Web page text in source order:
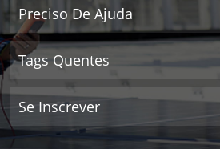
Preciso De Ajuda
Tags Quentes
Se Inscrever